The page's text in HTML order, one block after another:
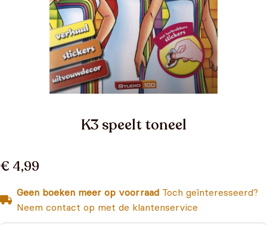
K3 speelt toneel
€ 4,99
Geen boeken meer op voorraad Toch geïnteresseerd?
Neem contact op met de klantenservice